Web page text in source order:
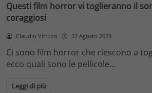
Questi film horror vi toglieranno il
coraggiosi
Claudio Vittozzi 22 Agosto 2023
Ci sono film horror che riescono a
ecco quali sono le pellicole…
Leggi di più